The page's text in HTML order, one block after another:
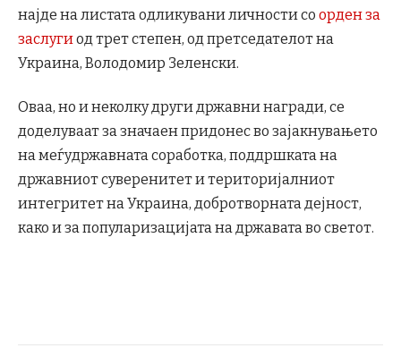
најде на листата одликувани личности со орден за
заслугиод трет степен, од претседателот на
Украина, Володомир Зеленски.
Оваа, но и неколку други државни награди, се
доделуваат за значаен придонес во зајакнувањето
на меѓудржавната соработка, поддршката на
државниот суверенитет и територијалниот
интегритет на Украина, добротворната дејност,
како и за популаризацијата на државата во светот.